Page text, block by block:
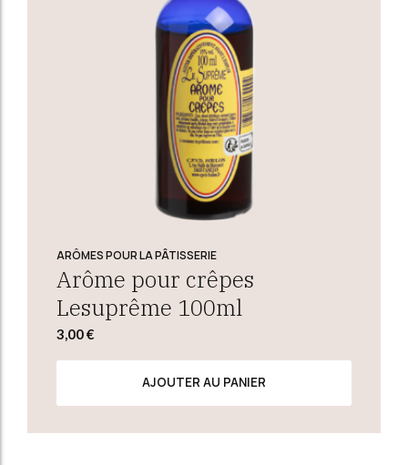
ARÔMES POUR LA PÂTISSERIE
Arôme pour crêpes
Lesuprême 100ml
3,00€
AJOUTER AU PANIER